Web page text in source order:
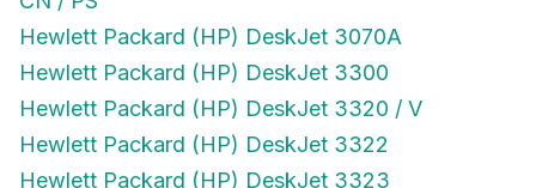
Hewlett Packard (HP) DeskJet 3070A
Hewlett Packard (HP) DeskJet 3300
Hewlett Packard (HP) DeskJet 3320 / V
Hewlett Packard (HP) DeskJet 3322
Hewlett Packard (HP) DeskJet 3323